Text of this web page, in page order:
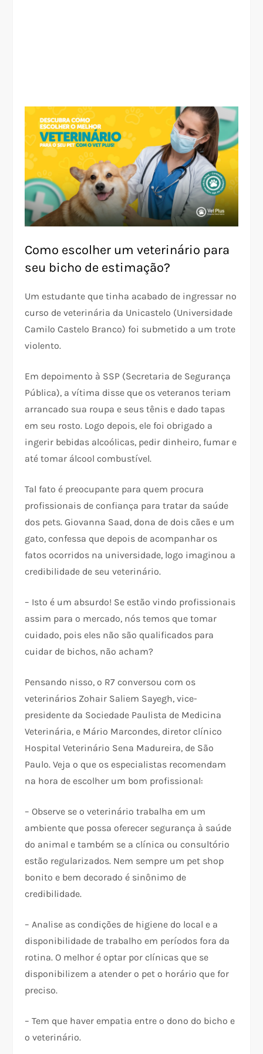
Como escolher um veterinário para
seu bicho de estimação?
Um estudante que tinha acabado de ingressar no
curso de veterinária da Unicastelo (Universidade
Camilo Castelo Branco) foi submetido a um trote
violento.
Em depoimento à SSP (Secretaria de Segurança
Pública), a vítima disse que os veteranos teriam
arrancado sua roupa e seus tênis e dado tapas
em seu rosto. Logo depois, ele foi obrigado a
ingerir bebidas alcoólicas, pedir dinheiro, fumar e
até tomar álcool combustível.
Tal fato é preocupante para quem procura
profissionais de confiança para tratar da saúde
dos pets. Giovanna Saad, dona de dois cães e um
gato, confessa que depois de acompanhar os
fatos ocorridos na universidade, logo imaginou a
credibilidade de seu veterinário.
– Isto é um absurdo! Se estão vindo profissionais
assim para o mercado, nós temos que tomar
cuidado, pois eles não são qualificados para
cuidar de bichos, não acham?
Pensando nisso, o R7 conversou com os
veterinários Zohair Saliem Sayegh, vice-
presidente da Sociedade Paulista de Medicina
Veterinária, e Mário Marcondes, diretor clínico
Hospital Veterinário Sena Madureira, de São
Paulo. Veja o que os especialistas recomendam
na hora de escolher um bom profissional:
– Observe se o veterinário trabalha em um
ambiente que possa oferecer segurança à saúde
do animal e também se a clínica ou consultório
estão regularizados. Nem sempre um pet shop
bonito e bem decorado é sinônimo de
credibilidade.
– Analise as condições de higiene do local e a
disponibilidade de trabalho em períodos fora da
rotina. O melhor é optar por clínicas que se
disponibilizem a atender o pet o horário que for
preciso.
– Tem que haver empatia entre o dono do bicho e
o veterinário.